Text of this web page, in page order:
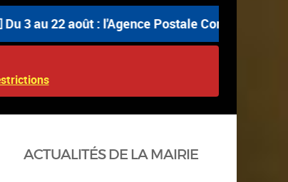
: l'Agence Postale Communale est ouverte
ACTUALITÉS DE LA MAIRIE